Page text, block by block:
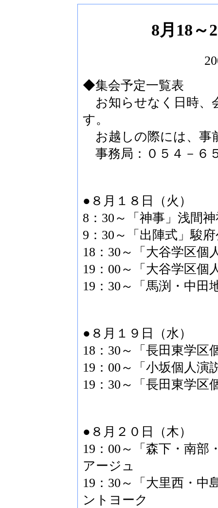
8月18～
◆集会予定一覧表
お知らせなく日時、
す。
お越しの際には、事
事務局：０５４－６
●８月１８日（火）
8：30～「神事」浅間
9：30～「出陣式」駿
18：30～「大谷学区個
19：00～「大谷学区個
19：30～「馬渕・中田
●８月１９日（水）
18：30～「長田東学区
19：00～「小坂個人演
19：30～「長田東学区
●８月２０日（木）
19：00～「森下・南部
アージュ
19：30～「大里西・
ントヨーク